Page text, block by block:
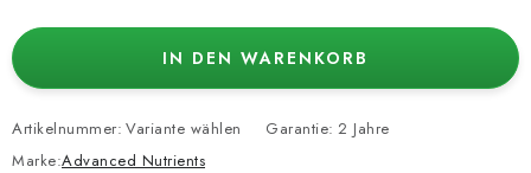
IN DEN WARENKORB
Artikelnummer: Variante wählen
Marke:Advanced Nutrients
Garantie: 2 Jahre